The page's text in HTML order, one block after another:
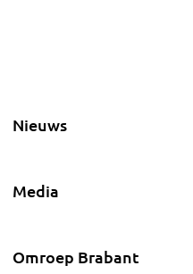
Nieuws
Media
Omroep Brabant